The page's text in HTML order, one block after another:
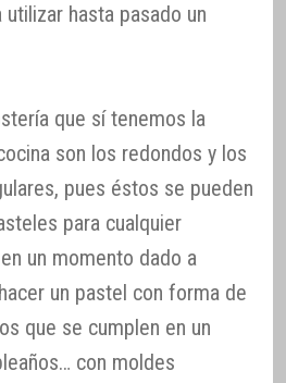
hasta pasado un
que sí tenemos la
son los redondos y los
pues éstos se pueden
para cualquier
un momento dado a
un pastel con forma de
que se cumplen en un
con moldes